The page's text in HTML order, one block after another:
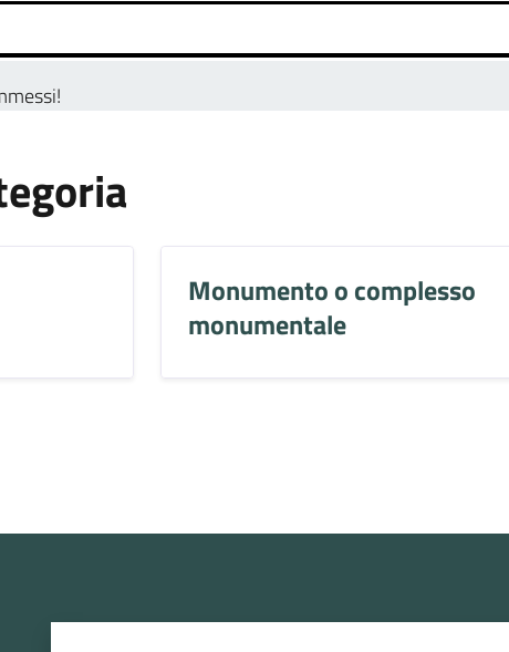
Monumento o complesso
monumentale